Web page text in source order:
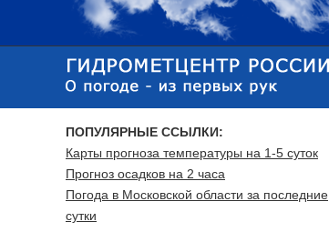
ПОПУЛЯРНЫЕ ССЫЛКИ:
Карты прогноза температуры на 1-5 суток
Прогноз осадков на 2 часа
Погода в Московской области за последние
сутки